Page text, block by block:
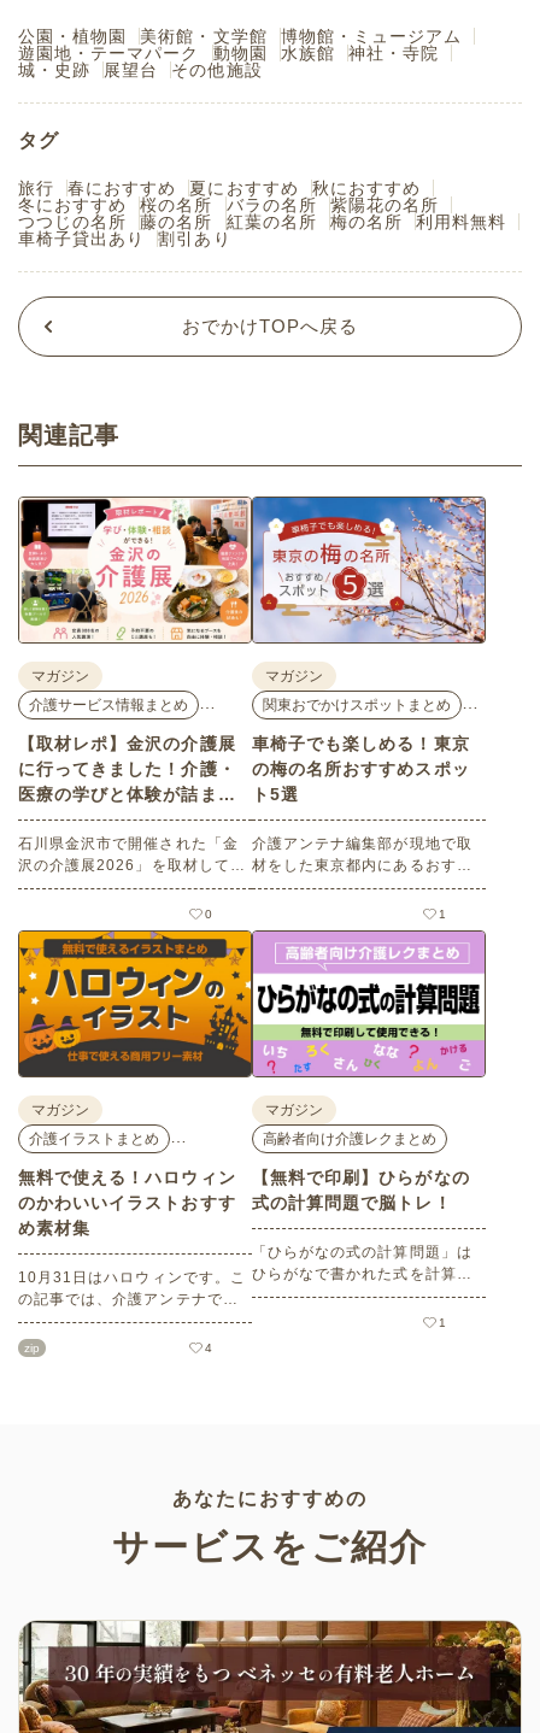
公園・植物園 美術館・文学館
博物館・ミュージアム
遊園地・テーマパーク
動物園 水族館
神社・寺院
城・史跡
展望台 その他施設
タグ
旅行 春におすすめ 夏におすすめ
秋におすすめ
冬におすすめ
桜の名所 バラの名所
紫陽花の名所
つつじの名所
藤の名所 紅葉の名所 梅の名所
利用料無料
車椅子貸出あり
割引あり
おでかけTOPへ戻る
関連記事
マガジン
介護サービス情報まとめ
【取材レポ】金沢の介護展
に行ってきました！介護・
医療の学びと体験が詰まっ
た1日。
石川県金沢市で開催された「金
沢の介護展2026」を取材してき
ました。医師による人気講演か
ら、気軽に参加できるミニ講
座、体験型の企業ブースまで、
介護・医療・健康の“学び・体
験・相談”が一度にできる、見ど
ころ満載のイベントの様子をレ
ポートします。
0
マガジン
関東おでかけスポットまとめ
車椅子でも楽しめる！東京
の梅の名所おすすめスポッ
ト5選
介護アンテナ編集部が現地で取
材をした東京都内にあるおすす
めの梅の名所を５選紹介しま
す。見どころはもちろんのこと
バリアフリーの設備面について
も紹介しているので、介護施設
などでの外出アクティビティの
事前チェックの際にぜひ参考に
してください。
1
マガジン
介護イラストまとめ
無料で使える！ハロウィン
のかわいいイラストおすす
め素材集
10月31日はハロウィンです。こ
の記事では、介護アンテナで扱
う高齢者向けイラスト素材か
ら、ハロウィンにちなんだおば
zip 4
マガジン
高齢者向け介護レクまとめ
【無料で印刷】ひらがなの
式の計算問題で脳トレ！
「ひらがなの式の計算問題」は
ひらがなで書かれた式を計算す
る問題です。想像力やワーキン
グメモリのトレーニングとして
1
あなたにおすすめの
サービスをご紹介